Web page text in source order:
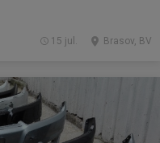
Brasov, BV
15 jul.